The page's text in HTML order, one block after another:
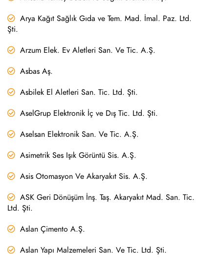
Arya Kağıt Sağlık Gıda ve Tem. Mad. İmal. Paz. Ltd.
Şti.
Arzum Elek. Ev Aletleri San. Ve Tic. A.Ş.
Asbas Aş.
Asbilek El Aletleri San. Tic. Ltd. Şti.
AselGrup Elektronik İç ve Dış Tic. Ltd. Şti.
Aselsan Elektronik San. Ve Tic. A.Ş.
Asimetrik Ses Işık Görüntü Sis. A.Ş.
Asis Otomasyon Ve Akaryakıt Sis. A.Ş.
ASK Geri Dönüşüm İnş. Taş. Akaryakıt Mad. San. Tic.
Ltd. Şti.
Aslan Çimento A.Ş.
Aslan Yapı Malzemeleri San. Ve Tic. Ltd. Şti.